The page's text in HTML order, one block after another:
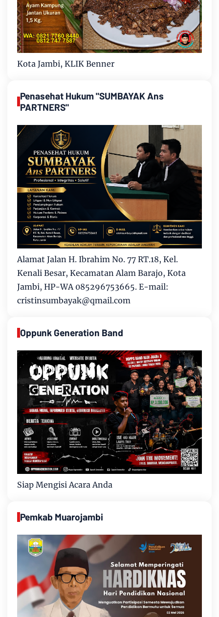
Kota Jambi, KLIK Benner
Penasehat Hukum "SUMBAYAK Ans
PARTNERS"
Alamat Jalan H. Ibrahim No. 77 RT.18, Kel.
Kenali Besar, Kecamatan Alam Barajo, Kota
Jambi, HP-WA 085296753665. E-mail:
cristinsumbayak@qmail.com
Oppunk Generation Band
Siap Mengisi Acara Anda
Pemkab Muarojambi